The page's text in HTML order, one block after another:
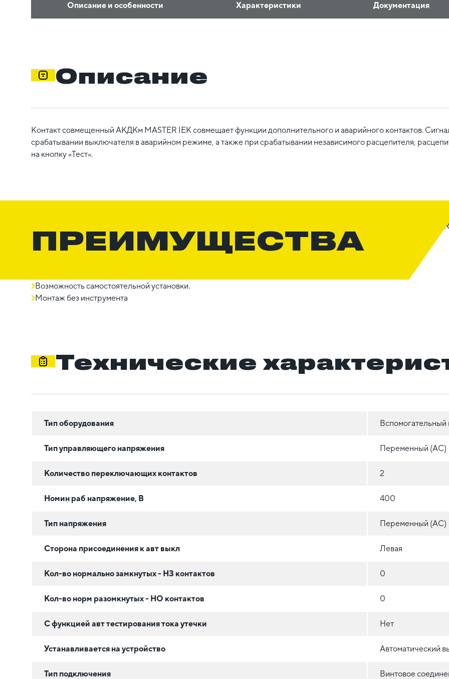
Описание и особенности Характеристики Документация
Описание
Контакт совмещенный АКДКм MASTER IEK совмещает функции дополнительного и аварийного контактов.
срабатывании выключателя в аварийном режиме, а также при срабатывании независимого расцепителя,
на кнопку «Тест».
ПРЕИМУЩЕСТВА
Возможность самостоятельной установки.
Монтаж без инструмента
Технические
Тип оборудования Вспомогательный
Тип управляющего напряжения Переменный (AC)
Количество переключающих контактов 2
Номин раб напряжение, В 400
Тип напряжения Переменный (AC)
Сторона присоединения к авт выкл Левая
Кол-во нормально замкнутых - НЗ контактов 0
Кол-во норм разомкнутых - НО контактов 0
С функцией авт тестирования тока утечки Нет
Устанавливается на устройство Автоматический
Тип подключения Винтовое